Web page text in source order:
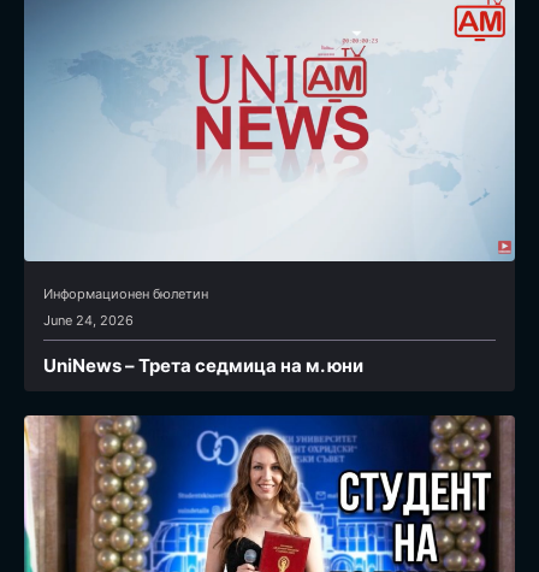
Информационен бюлетин
June 24, 2026
UniNews – Трета седмица на м. юни